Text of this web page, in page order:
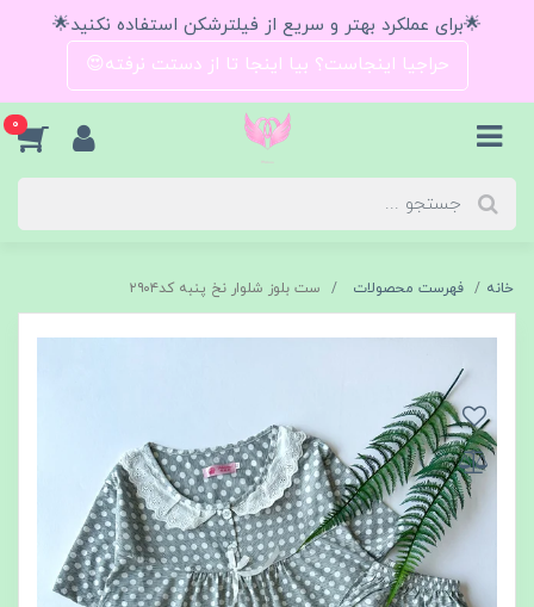
🌟برای عملکرد بهتر و سریع از فیلترشکن استفاده نکنید🌟
حراجیا اینجاست؟ بیا اینجا تا از دستت نرفته😍
0
خانه فهرست محصولات ست بلوز شلوار نخ پنبه کد۲۹۰۴